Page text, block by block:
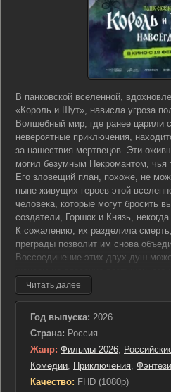
В панковской вселенной,
«Король и Шут», нависла угроза
Волшебный мир, где ранее царили
невероятные приключения,
за нашествия мертвецов. Эти
могил безумным Некромантом, чья
Его зловещий план, похоже, не
ныне живущих героев этой
человека, которые могут бросить
создатели, Горшок и Князь,
К сожалению, их разделила
преграды позволит им снова
Воссоединение этих двух душ
воображение и талант породили
ставшего угрозой для всей
где на каждом шагу подстерегают
хранит свои тайны, герои должны
знали. Они должны пересмотреть
извлечь из них уроки, чтобы
порождения. Это история о
знает преград, даже если смерть
Читать далее
Год выпуска: 2026
Страна: Россия
Жанр: Фильмы 2026,
Комедии, Приключения, Фэнтези
Качество: FHD (1080p)